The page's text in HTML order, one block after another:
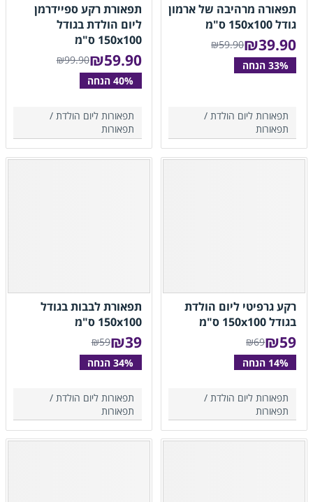
תפאורה מרהיבה של ארמון
גודל 150x100 ס"מ
תפאורות ליום הולדת /
תפאורות
₪59.90 39.90
₪
תפאורת רקע ספיידרמן
ליום הולדת בגודל
150x100 ס"מ
תפאורות ליום הולדת /
תפאורות
₪99.90 59.90
₪
רקע גרפיטי ליום הולדת
בגודל 150x100 ס"מ
תפאורות ליום הולדת /
תפאורות
₪69 59
₪
תפאורת לבבות בגודל
150x100 ס"מ
תפאורות ליום הולדת /
תפאורות
₪59 39
₪